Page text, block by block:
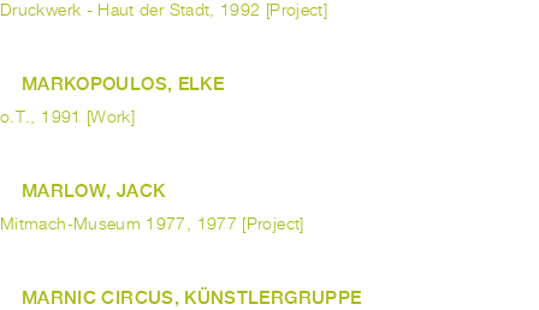
Druckwerk - Haut der Stadt, 1992 [Project]
MARKOPOULOS, ELKE
o.T., 1991 [Work]
MARLOW, JACK
Mitmach-Museum 1977, 1977 [Project]
MARNIC CIRCUS, KÜNSTLERGRUPPE